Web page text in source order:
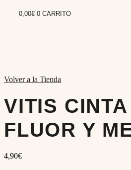
0,00€ 0 CARRITO
Volver a la Tienda
VITIS
FLUOR Y
4,90€